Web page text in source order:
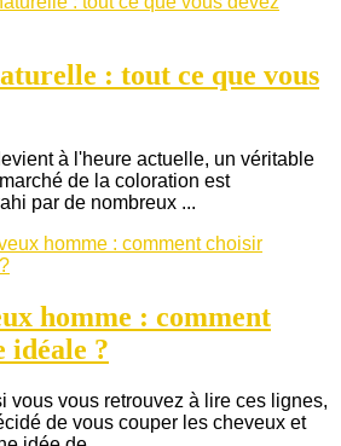
: tout ce que vous
à l'heure actuelle, un véritable
de la coloration est
par de nombreux ...
homme : comment
idéale ?
vous vous retrouvez à lire ces lignes,
de vous couper les cheveux et